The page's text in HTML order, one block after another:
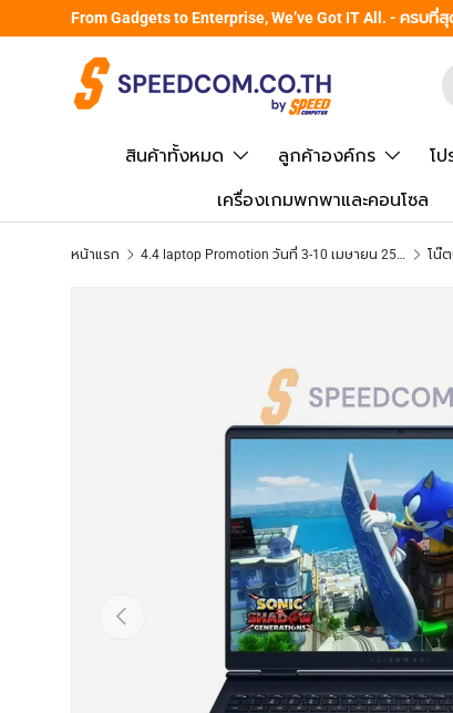
ข้ามไปยังเนื้อหา
From Gadgets to Enterprise, We’ve Got IT All. - ครบที่
สินค้าทั้งหมด ลูกค้าองค์กร โป
เครื่องเกมพกพาและคอนโซล
หน้าแรก 4.4 laptop Promotion วันที่ 3-10 เมษายน 2569
ก่อนหน้า